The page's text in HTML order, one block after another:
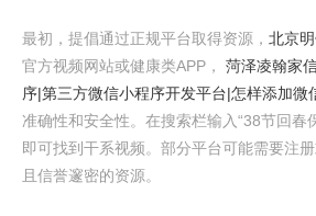
最初，提倡通过正规平台取得资源， 北京
官方视频网站或健康类APP， 菏泽凌翰家
序|第三方微信小程序开发平台|怎样添加微
准确性和安全性。在搜索栏输入“38节回春
即可找到干系视频。部分平台可能需要注
且信誉邃密的资源。